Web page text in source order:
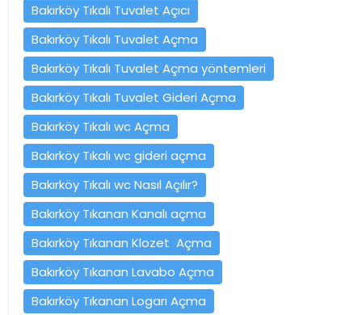
Bakırköy Tıkalı Tuvalet Açıcı
Bakırköy Tıkalı Tuvalet Açma
Bakırköy Tıkalı Tuvalet Açma yöntemleri
Bakırköy Tıkalı Tuvalet Gideri Açma
Bakırköy Tıkalı wc Açma
Bakırköy Tıkalı wc gideri açma
Bakırköy Tıkalı wc Nasıl Açılır?
Bakırköy Tıkanan Kanalı açma
Bakırköy Tıkanan Klozet Açma
Bakırköy Tıkanan Lavabo Açma
Bakırköy Tıkanan Logarı Açma